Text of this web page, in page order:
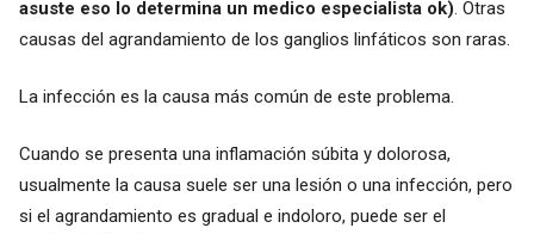
asuste eso lo determina un medico especialista ok). Otras
causas del agrandamiento de los ganglios linfáticos son raras.
La infección es la causa más común de este problema.
Cuando se presenta una inflamación súbita y dolorosa,
usualmente la causa suele ser una lesión o una infección, pero
si el agrandamiento es gradual e indoloro, puede ser el